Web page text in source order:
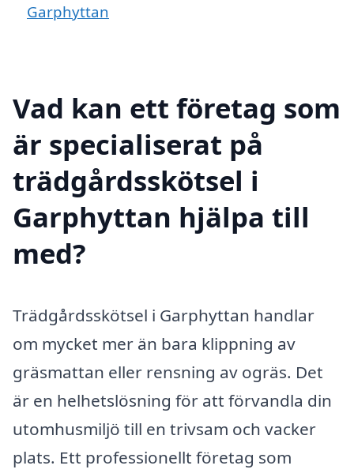
Garphyttan
Vad kan ett företag som
är specialiserat på
trädgårdsskötsel i
Garphyttan hjälpa till
med?
Trädgårdsskötsel i Garphyttan handlar
om mycket mer än bara klippning av
gräsmattan eller rensning av ogräs. Det
är en helhetslösning för att förvandla din
utomhusmiljö till en trivsam och vacker
plats. Ett professionellt företag som